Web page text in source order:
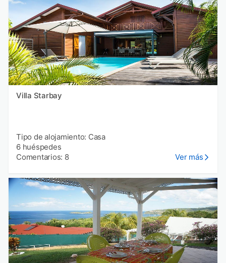
Villa Starbay
Tipo de alojamiento: Casa
6 huéspedes
Comentarios: 8
Ver más